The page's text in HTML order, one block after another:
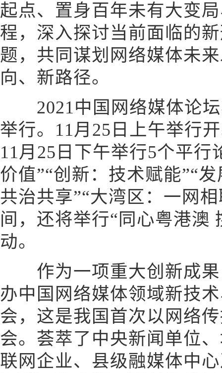
起点、置身百年未有大变
程，深入探讨当前面临的
题，共同谋划网络媒体未
向、新路径。
2021中国网络媒体论坛
举行。11月25日上午举行
11月25日下午举行5个平行
价值”“创新：技术赋能”“
共治共享”“大湾区：一网
间，还将举行“同心粤港澳
动。
作为一项重大创新成果
办中国网络媒体领域新技
会，这是我国首次以网络
会。荟萃了中央新闻单位
联网企业、县级融媒体中